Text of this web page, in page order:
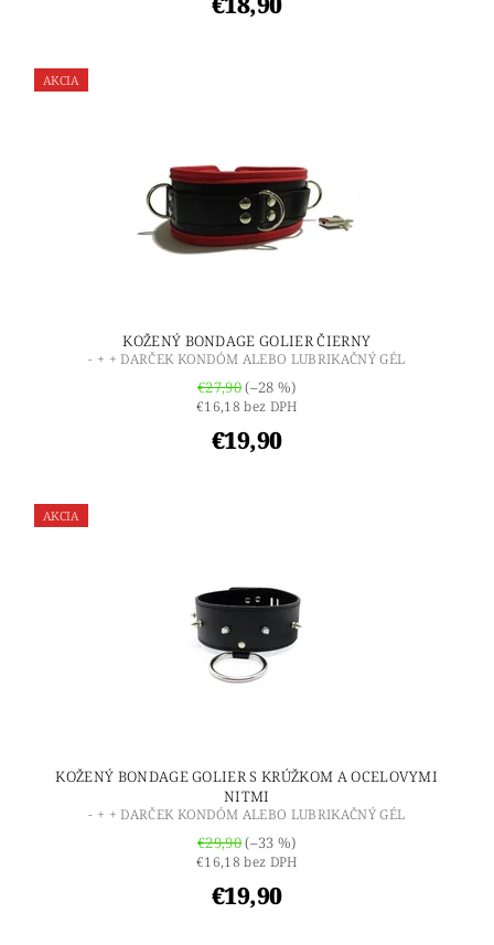
AKCIA
KOŽENÝ BONDAGE GOLIER ČIERNY
- + + DARČEK KONDÓM ALEBO LUBRIKAČNÝ GÉL
€27,90(–28 %)
€16,18 bez DPH
€19,90
AKCIA
KOŽENÝ BONDAGE GOLIER S KRÚŽKOM A OCELOVYMI
NITMI
- + + DARČEK KONDÓM ALEBO LUBRIKAČNÝ GÉL
€29,90(–33 %)
€16,18 bez DPH
€19,90